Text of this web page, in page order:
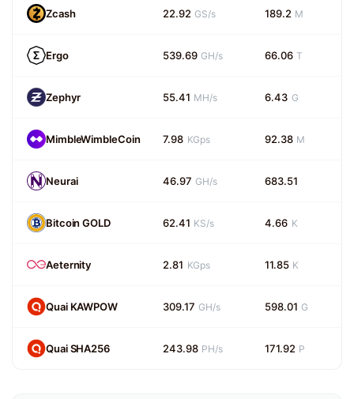
Zcash 22.92 GS/s 189.2 M
Ergo 539.69 GH/s 66.06 T
Zephyr 55.41 MH/s 6.43 G
MimbleWimbleCoin 7.98 KGps 92.38 M
Neurai 46.97 GH/s 683.51
Bitcoin GOLD 62.41 KS/s 4.66 K
Aeternity 2.81 KGps 11.85 K
Quai KAWPOW 309.17 GH/s 598.01 G
Quai SHA256 243.98 PH/s 171.92 P